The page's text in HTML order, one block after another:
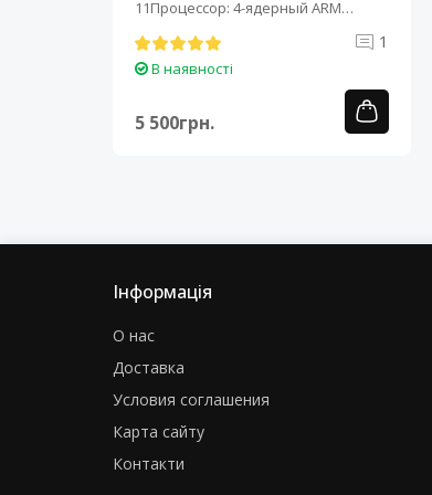
11Процессор: 4-ядерный ARM
1
В наявності
5 500грн.
Інформація
О нас
Доставка
Условия соглашения
Карта сайту
Контакти